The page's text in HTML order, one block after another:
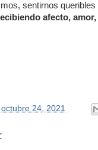
sentirnos
afecto,
octubre 24, 2021